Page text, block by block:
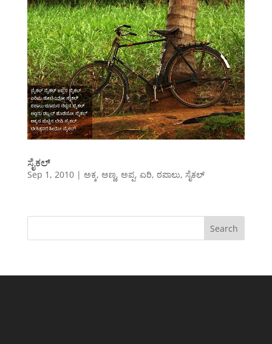
ಸೈಕಲ್
Sep 1, 2010| ಅಕ್ಕ, ಅಣ್ಣ, ಅಪ್ಪ, ಏರಿ, ಠಪಾಲು, ಸೈಕಲ್